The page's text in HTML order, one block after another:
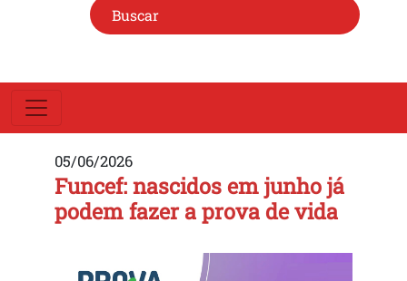
05/06/2026
Funcef: nascidos em junho já
podem fazer a prova de vida